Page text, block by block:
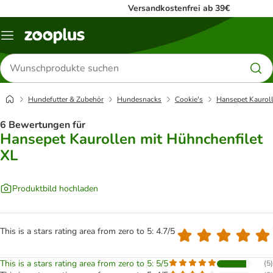
Versandkostenfrei ab 39€
Menü
Produkte
suchen
Hundefutter & Zubehör Hundesnacks Cookie's Hansepet
6 Bewertungen für
Hansepet Kaurollen mit Hühnchenfilet
XL
Produktbild hochladen
This is a stars rating area from zero to 5: 4.7/5
This is a stars rating area from zero to 5: 5/5 (5)